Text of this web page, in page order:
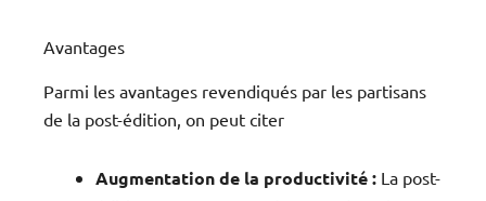
Avantages
Parmi les avantages revendiqués par les partisans
de la post-édition, on peut citer
Augmentation de la productivité : La post-